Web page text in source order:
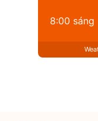
8:00 sáng